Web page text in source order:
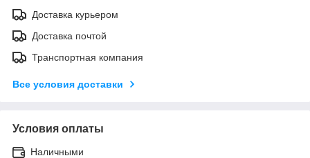
Доставка курьером
Доставка почтой
Транспортная компания
Все условия доставки
Условия оплаты
Наличными